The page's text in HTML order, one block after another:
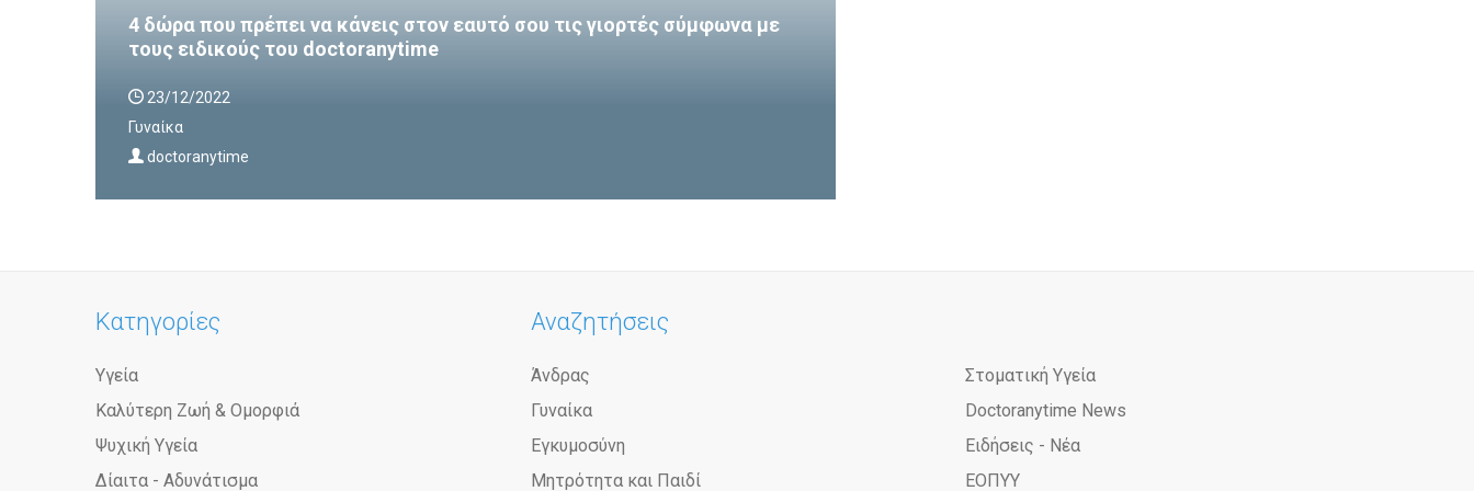
4 δώρα που πρέπει να κάνεις στον εαυτό σου τις γιορτές σύμφωνα με
τους ειδικούς του doctoranytime
23/12/2022
Γυναίκα
doctoranytime
Κατηγορίες
Υγεία
Καλύτερη Ζωή & Ομορφιά
Ψυχική Υγεία
Δίαιτα - Αδυνάτισμα
Αναζητήσεις
Άνδρας
Γυναίκα
Εγκυμοσύνη
Μητρότητα και Παιδί
Στοματική Υγεία
Doctoranytime News
Ειδήσεις - Νέα
ΕΟΠΥΥ